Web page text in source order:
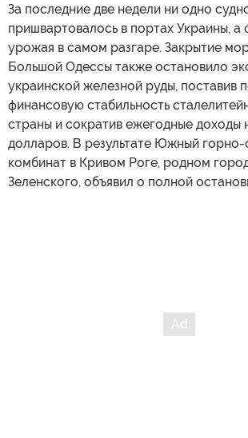
За последние две недели ни одно
пришвартовалось в портах Украины, а
урожая в самом разгаре. Закрытие
Большой Одессы также остановило
украинской железной руды, поставив
финансовую стабильность
страны и сократив ежегодные доходы
долларов. В результате Южный горно-
комбинат в Кривом Роге, родном
Зеленского, объявил о полной